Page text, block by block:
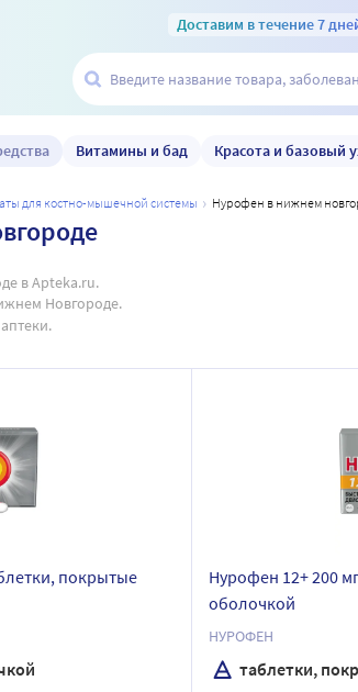
Доставим в течение 7
Витамины и бад Красота и базовый
для костно-мышечной системы нурофен в нижнем
в Apteka.ru.
Новгороде.
покрытые
Нурофен 12+ 200
оболочкой
НУРОФЕН
таблетки,